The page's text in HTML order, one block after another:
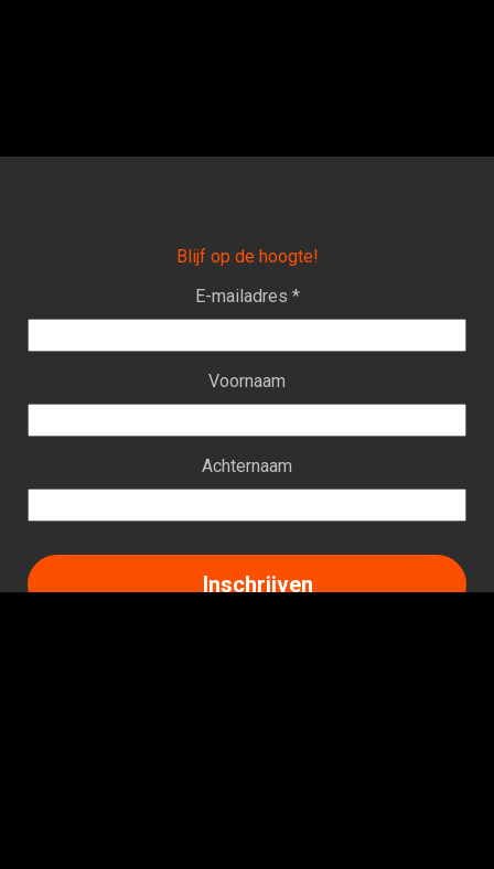
Blijf op de hoogte!
E-mailadres *
Voornaam
Achternaam